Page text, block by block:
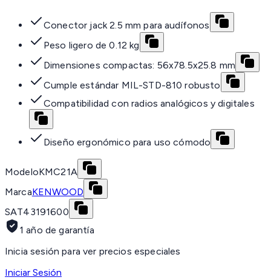
Conector jack 2.5 mm para audífonos
Peso ligero de 0.12 kg
Dimensiones compactas: 56x78.5x25.8 mm
Cumple estándar MIL-STD-810 robusto
Compatibilidad con radios analógicos y digitales
Diseño ergonómico para uso cómodo
ModeloKMC21A
MarcaKENWOOD
SAT43191600
1 año de garantía
Inicia sesión para ver precios especiales
Iniciar Sesión